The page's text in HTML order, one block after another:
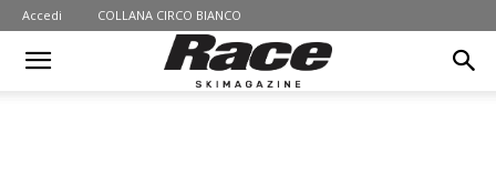
Accedi COLLANA CIRCO BIANCO